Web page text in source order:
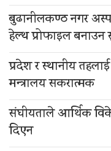
बुढानीलकण्ठ नगर
हेल्थ प्रोफाइल
प्रदेश र स्थानीय
मन्त्रालय सकरात्मक
संघीयताले आर्थिक
दिएन